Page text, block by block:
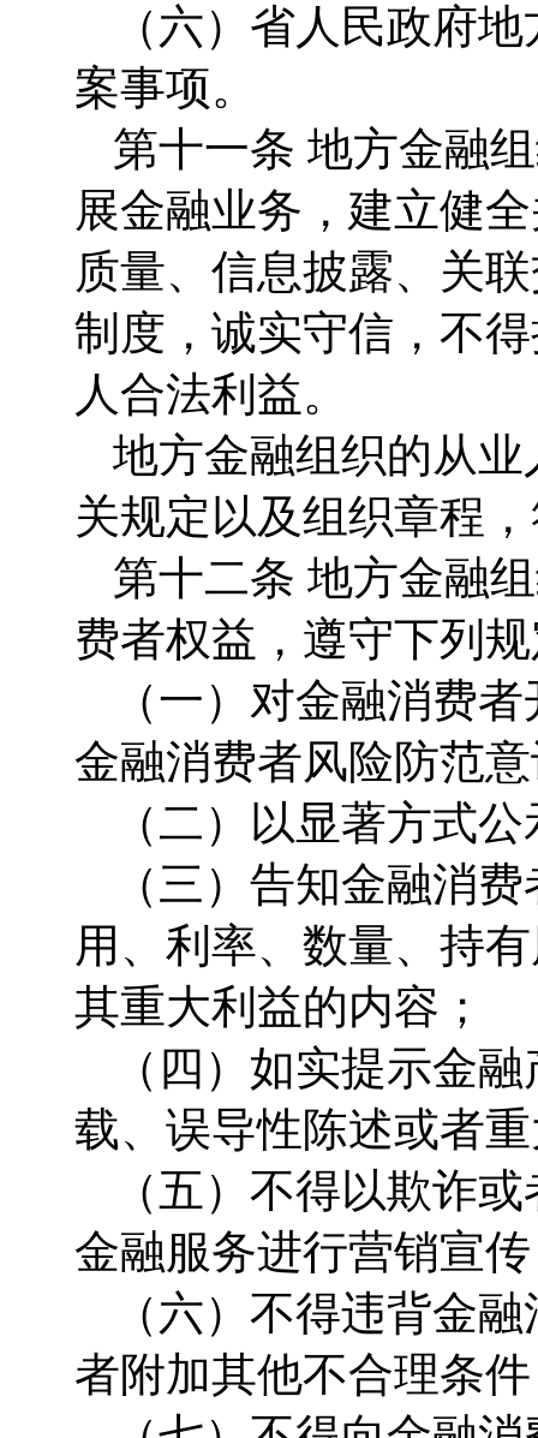
（六）省人民政府
案事项。
第十一条 地方金融
展金融业务，建立健
质量、信息披露、关
制度，诚实守信，不
人合法利益。
地方金融组织的从
关规定以及组织章程
第十二条 地方金融
费者权益，遵守下列
（一）对金融消费
金融消费者风险防范
（二）以显著方式
（三）告知金融消
用、利率、数量、持
其重大利益的内容；
（四）如实提示金
载、误导性陈述或者
（五）不得以欺诈
金融服务进行营销宣
（六）不得违背金
者附加其他不合理条